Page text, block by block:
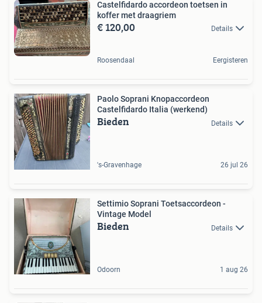
Castelfidardo accordeon toetsen in
koffer met draagriem
€ 120,00 Details
Roosendaal Eergisteren
Paolo Soprani Knopaccordeon
Castelfidardo Italia (werkend)
Bieden Details
's-Gravenhage 26 jul 26
Settimio Soprani Toetsaccordeon -
Vintage Model
Bieden Details
Odoorn 1 aug 26